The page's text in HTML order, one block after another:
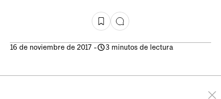
16 de noviembre de 2017 - 3 minutos de lectura